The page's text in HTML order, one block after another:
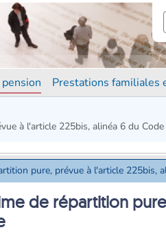
Prestations familiales
à l'article 225bis, alinéa 6 du
pure, prévue à l'article 225bis,
de répartition